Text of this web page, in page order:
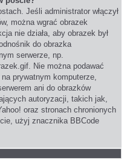
Jeśli administrator włączył
można wgrać obrazek
nie działa, aby obrazek był
do obrazka
serwerze, np.
Nie można podawać
prywatnym komputerze,
ani do obrazków
autoryzacji, takich jak,
oraz stronach chronionych
użyj znacznika BBCode